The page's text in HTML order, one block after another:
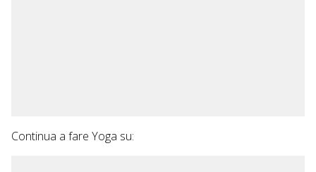
Continua a fare Yoga su: